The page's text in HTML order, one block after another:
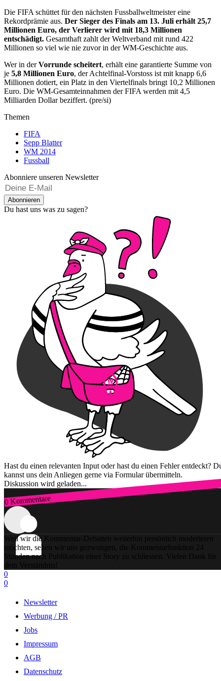
Die FIFA schüttet für den nächsten Fussballweltmeister eine
Rekordprämie aus. Der Sieger des Finals am 13. Juli erhält 25,7
Millionen Euro, der Verlierer wird mit 18,3 Millionen
entschädigt. Gesamthaft zahlt der Weltverband mit rund 422
Millionen so viel wie nie zuvor in der WM-Geschichte aus.
Wer in derVorrunde scheitert, erhält eine garantierte Summe von
je 5,8 Millionen Euro, der Achtelfinal-Vorstoss ist mit knapp 6,6
Millionen dotiert, ein Platz in den Viertelfinals bringt 10,2 Millionen
Euro. Die WM-Gesamteinnahmen der FIFA werden mit 4,5
Milliarden Dollar beziffert. (pre/si)
Themen
FIFA
Sepp Blatter
WM 2014
Fussball
Abonniere unseren Newsletter
Abonnieren
Du hast uns was zu sagen?
Hast du einen relevanten Input oder hast du einen Fehler entdeckt?
kannst uns dein Anliegen gerne via Formular übermitteln.
Diskussion wird geladen...
0 Kommentare
Zum Login
Weil wir die Kommentar-Debatten weiterhin persönlich moderieren
möchten, sehen wir uns gezwungen, die Kommentarfunktion 24
Stunden nach Publikation einer Story zu schliessen. Vielen Dank für
dein Verständnis!
0
0
Newsletter
Werbung / PR
Jobs
Impressum
AGB
Datenschutz